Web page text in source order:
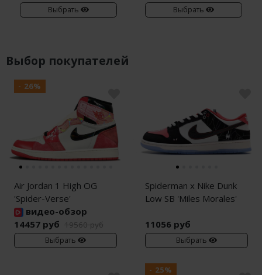
Выбрать Выбрать
Выбор покупателей
- 26%
Air Jordan 1 High OG
'Spider-Verse'
видео-обзор
14457 руб 19560 руб
Выбрать
Spiderman x Nike Dunk
Low SB 'Miles Morales'
11056 руб
Выбрать
- 25%